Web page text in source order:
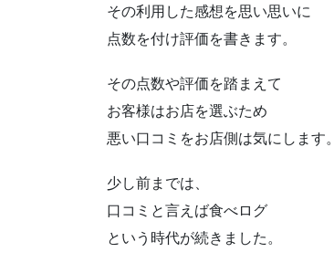
その利用した感想を思い思いに
点数を付け評価を書きます。
その点数や評価を踏まえて
お客様はお店を選ぶため
悪い口コミをお店側は気にします。
少し前までは、
口コミと言えば食べログ
という時代が続きました。